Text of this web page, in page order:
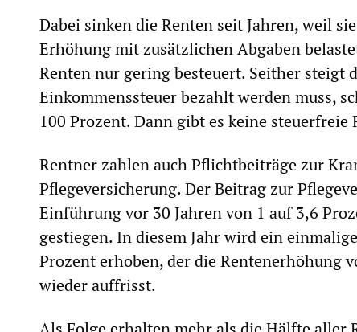
Dabei sinken die Renten seit Jahren, weil
Erhöhung mit zusätzlichen Abgaben
Renten nur gering besteuert. Seither steigt
Einkommenssteuer bezahlt werden muss,
100 Prozent. Dann gibt es keine steuerfreie
Rentner zahlen auch Pflichtbeiträge zur
Pflegeversicherung. Der Beitrag zur
Einführung vor 30 Jahren von 1 auf 3,6
gestiegen. In diesem Jahr wird ein
Prozent erhoben, der die Rentenerhöhung
wieder auffrisst.